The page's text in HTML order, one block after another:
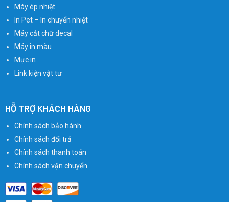
Máy ép nhiệt
In Pet – In chuyển nhiệt
Máy cắt chữ decal
Máy in màu
Mực in
Link kiện vật tư
HỖ TRỢ KHÁCH HÀNG
Chính sách bảo hành
Chính sách đổi trả
Chính sách thanh toán
Chính sách vận chuyển